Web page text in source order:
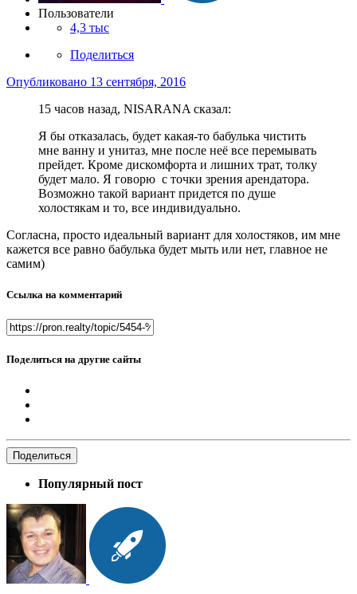
Пользователи
4,3 тыс
Поделиться
Опубликовано 13 сентября, 2016
15 часов назад, NISARANA сказал:
Я бы отказалась, будет какая-то бабулька чистить
мне ванну и унитаз, мне после неё все перемывать
прейдет. Кроме дискомфорта и лишних трат, толку
будет мало. Я говорю с точки зрения арендатора.
Возможно такой вариант придется по душе
холостякам и то, все индивидуально.
Согласна, просто идеальный вариант для холостяков, им мне
кажется все равно бабулька будет мыть или нет, главное не
самим)
Ссылка на комментарий
Поделиться на другие сайты
Поделиться
Популярный пост